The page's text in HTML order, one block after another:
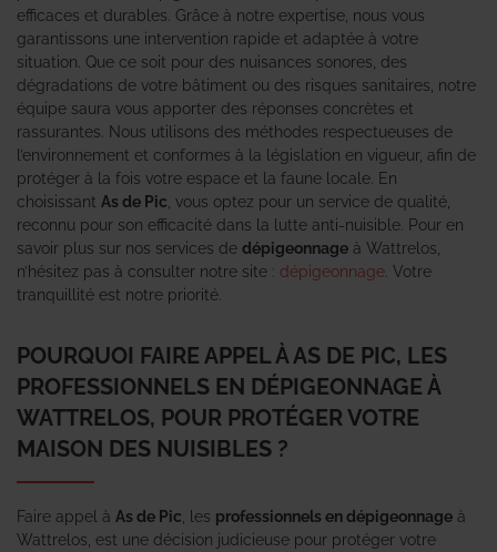
efficaces et durables. Grâce à notre expertise, nous vous
garantissons une intervention rapide et adaptée à votre
situation. Que ce soit pour des nuisances sonores, des
dégradations de votre bâtiment ou des risques sanitaires, notre
équipe saura vous apporter des réponses concrètes et
rassurantes. Nous utilisons des méthodes respectueuses de
l’environnement et conformes à la législation en vigueur, afin de
protéger à la fois votre espace et la faune locale. En
choisissant As de Pic , vous optez pour un service de qualité,
reconnu pour son efficacité dans la lutte anti-nuisible. Pour en
savoir plus sur nos services de dépigeonnage à Wattrelos,
n’hésitez pas à consulter notre site : dépigeonnage . Votre
tranquillité est notre priorité.
POURQUOI FAIRE APPEL À AS DE PIC, LES
PROFESSIONNELS EN DÉPIGEONNAGE À
WATTRELOS, POUR PROTÉGER VOTRE
MAISON DES NUISIBLES ?
Faire appel à As de Pic , les professionnels en dépigeonnage à
Wattrelos, est une décision judicieuse pour protéger votre